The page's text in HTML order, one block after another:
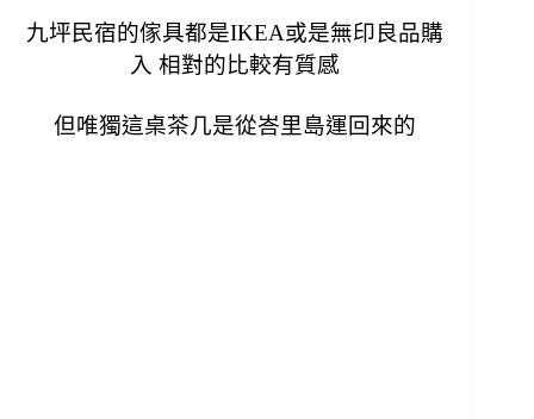
九坪民宿的傢具都是IKEA或是無印良品購
入 相對的比較有質感
但唯獨這桌茶几是從峇里島運回來的